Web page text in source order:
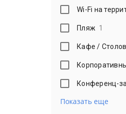
Wi-Fi на
Пляж 1
Кафе /
Конференц-
Показать еще